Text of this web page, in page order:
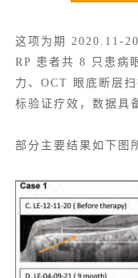
这项为期 2020.11-
RP 患者共 8 只患病
力、OCT 眼底断层
标验证疗效，数据具
部分主要结果如下图